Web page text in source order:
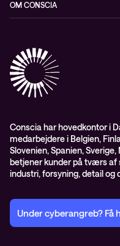
Datacenter & Cloud
Observability
Conscia Managed Services
Conscia Services
Events
Videoer
Whitepapers
OM CONSCIA
Partnere
Presserum
ISO certifikater
Proces for kundeklager
Salgs- og
Selskabsoplysninger og
Conscia har hovedkontor i
medarbejdere i Belgien,
Slovenien, Spanien,
betjener kunder på tværs af
industri, forsyning, detail og
Under cyberangreb? Få